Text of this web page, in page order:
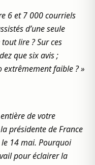
6 et 7 000 courriels
d’une seule
lire ? Sur ces
que six avis ;
faible ? »
de votre
présidente de France
14 mai. Pourquoi
pour éclairer la